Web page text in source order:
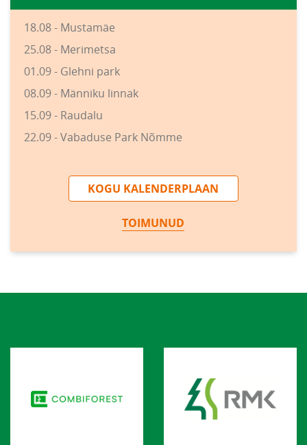
18.08 - Mustamäe
25.08 - Merimetsa
01.09 - Glehni park
08.09 - Männiku linnak
15.09 - Raudalu
22.09 - Vabaduse Park Nõmme
KOGU KALENDERPLAAN
TOIMUNUD